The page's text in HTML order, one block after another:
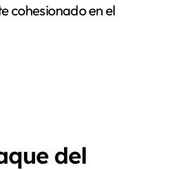
cohesionado en el
del